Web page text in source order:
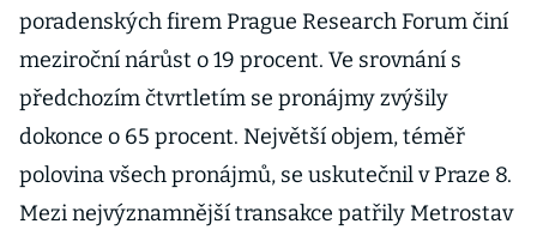
poradenských firem Prague Research Forum činí
meziroční nárůst o 19 procent. Ve srovnání s
předchozím čtvrtletím se pronájmy zvýšily
dokonce o 65 procent. Největší objem, téměř
polovina všech pronájmů, se uskutečnil v Praze 8.
Mezi nejvýznamnější transakce patřily Metrostav